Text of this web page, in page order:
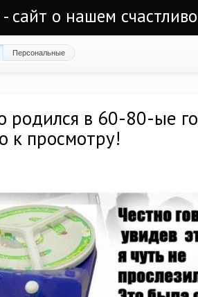
- сайт о нашем
Персональные
родился в 60-80-ые
к просмотру!